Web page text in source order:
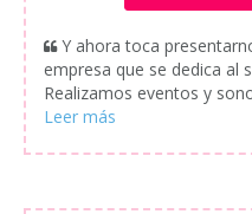
Y ahora toca
empresa que se dedica al
Realizamos eventos y